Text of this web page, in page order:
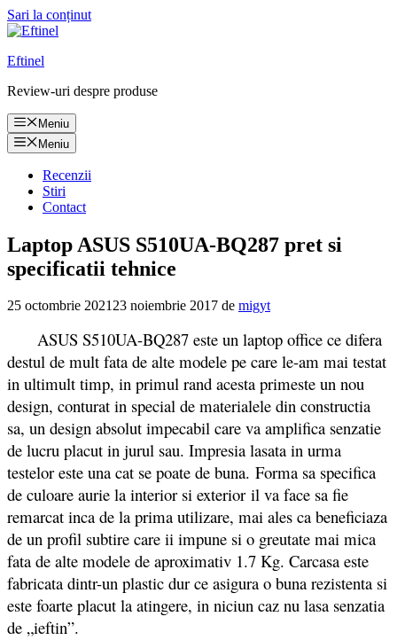
Sari la conținut
Eftinel
Review-uri despre produse
Meniu
Meniu
Recenzii
Stiri
Contact
Laptop ASUS S510UA-BQ287 pret si
specificatii tehnice
25 octombrie 202123 noiembrie 2017 de migyt
ASUS S510UA-BQ287 este un laptop office ce difera
destul de mult fata de alte modele pe care le-am mai testat
in ultimult timp, in primul rand acesta primeste un nou
design, conturat in special de materialele din constructia
sa, un design absolut impecabil care va amplifica senzatie
de lucru placut in jurul sau. Impresia lasata in urma
testelor este una cat se poate de buna. Forma sa specifica
de culoare aurie la interior si exterior il va face sa fie
remarcat inca de la prima utilizare, mai ales ca beneficiaza
de un profil subtire care ii impune si o greutate mai mica
fata de alte modele de aproximativ 1.7 Kg. Carcasa este
fabricata dintr-un plastic dur ce asigura o buna rezistenta si
este foarte placut la atingere, in niciun caz nu lasa senzatia
de „ieftin”.